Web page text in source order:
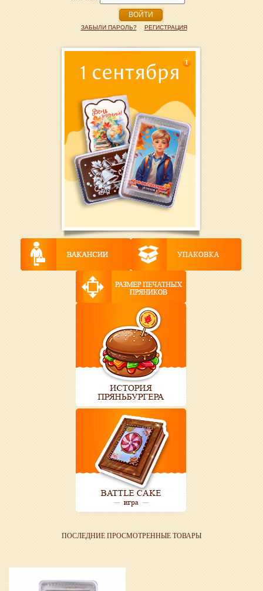
ВОЙТИ
ЗАБЫЛИ ПАРОЛЬ? РЕГИСТРАЦИЯ
1
ПОСЛЕДНИЕ ПРОСМОТРЕННЫЕ ТОВАРЫ